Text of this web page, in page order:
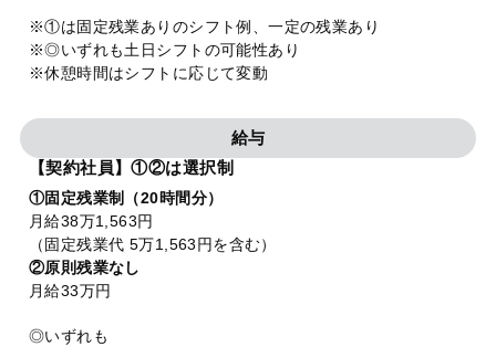
※①は固定残業ありのシフト例、一定の残業あり
※◎いずれも土日シフトの可能性あり
※休憩時間はシフトに応じて変動
給与
【契約社員】①②は選択制
①固定残業制（20時間分）
月給38万1,563円
（固定残業代 5万1,563円を含む）
②原則残業なし
月給33万円
◎いずれも